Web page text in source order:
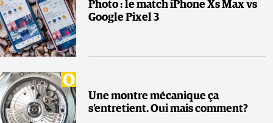
Photo : le match iPhone Xs Max vs
Google Pixel 3
Une montre mécanique ça
s’entretient. Oui mais comment?